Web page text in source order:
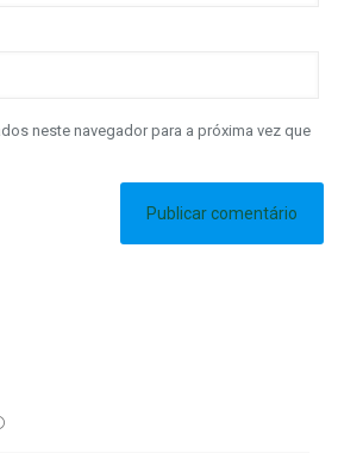
neste navegador para a próxima vez que